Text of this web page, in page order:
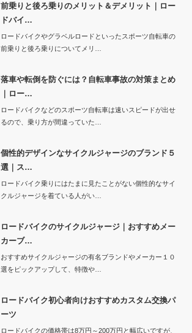
前乗りと後ろ乗りのメリット＆デメリット｜ロー
ドバイ…
ロードバイクやグラベルロードといったスポーツ自転車の
前乗りと後ろ乗りについてメリ…
落車や転倒を防ぐには？自転車事故の対策まとめ
｜ロー…
ロードバイクなどのスポーツ自転車は速いスピードが出せ
るので、乗り方が間違っていた…
個性的デザインなサイクルジャージのブランド５
選｜ス…
ロードバイク乗りにはたまに見たことがない個性的なサイ
クルジャージを着ている人がい…
ロードバイクのサイクルジャージ｜おすすめメー
カーブ…
おすすめサイクルジャージの有名ブランドやメーカー１０
選をピックアップして、特徴や…
ロードバイク初心者向けおすすめカスタム交換パ
ーツ
ロードバイクの価格帯は8万円～200万円と幅広いですが、